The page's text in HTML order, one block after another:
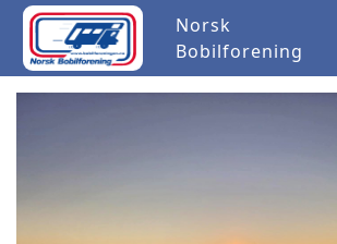
Norsk
Bobilforening